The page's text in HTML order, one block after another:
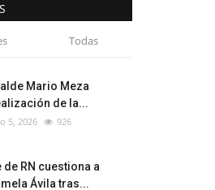
Todas
Mario Meza
de la...
5, 2026 926
de RN cuestiona a
Ávila tras...